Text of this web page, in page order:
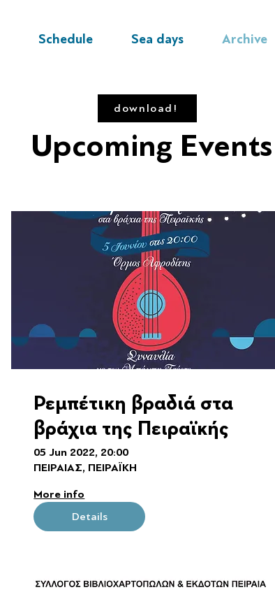
Schedule Sea days Archive
Upcoming Events
Ρεμπέτικη βραδιά στα
βράχια της Πειραϊκής
05 Jun 2022, 20:00
ΠΕΙΡΑΙΑΣ, ΠΕΙΡΑΪΚΗ
More info
Details
download!